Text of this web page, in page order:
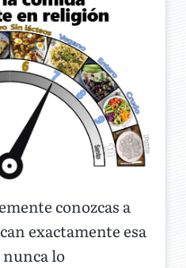
conozcas a
exactamente esa
lo